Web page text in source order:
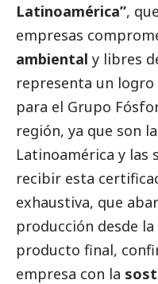
Latinoamérica”,
empresas
ambiental y libres
representa un
para el Grupo
región, ya que son
Latinoamérica y las
recibir esta
exhaustiva, que
producción desde
producto final,
empresa con la